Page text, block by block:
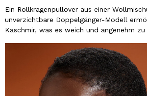
Ein Rollkragenpullover aus einer
unverzichtbare Doppelgänger-Modell
Kaschmir, was es weich und angenehm